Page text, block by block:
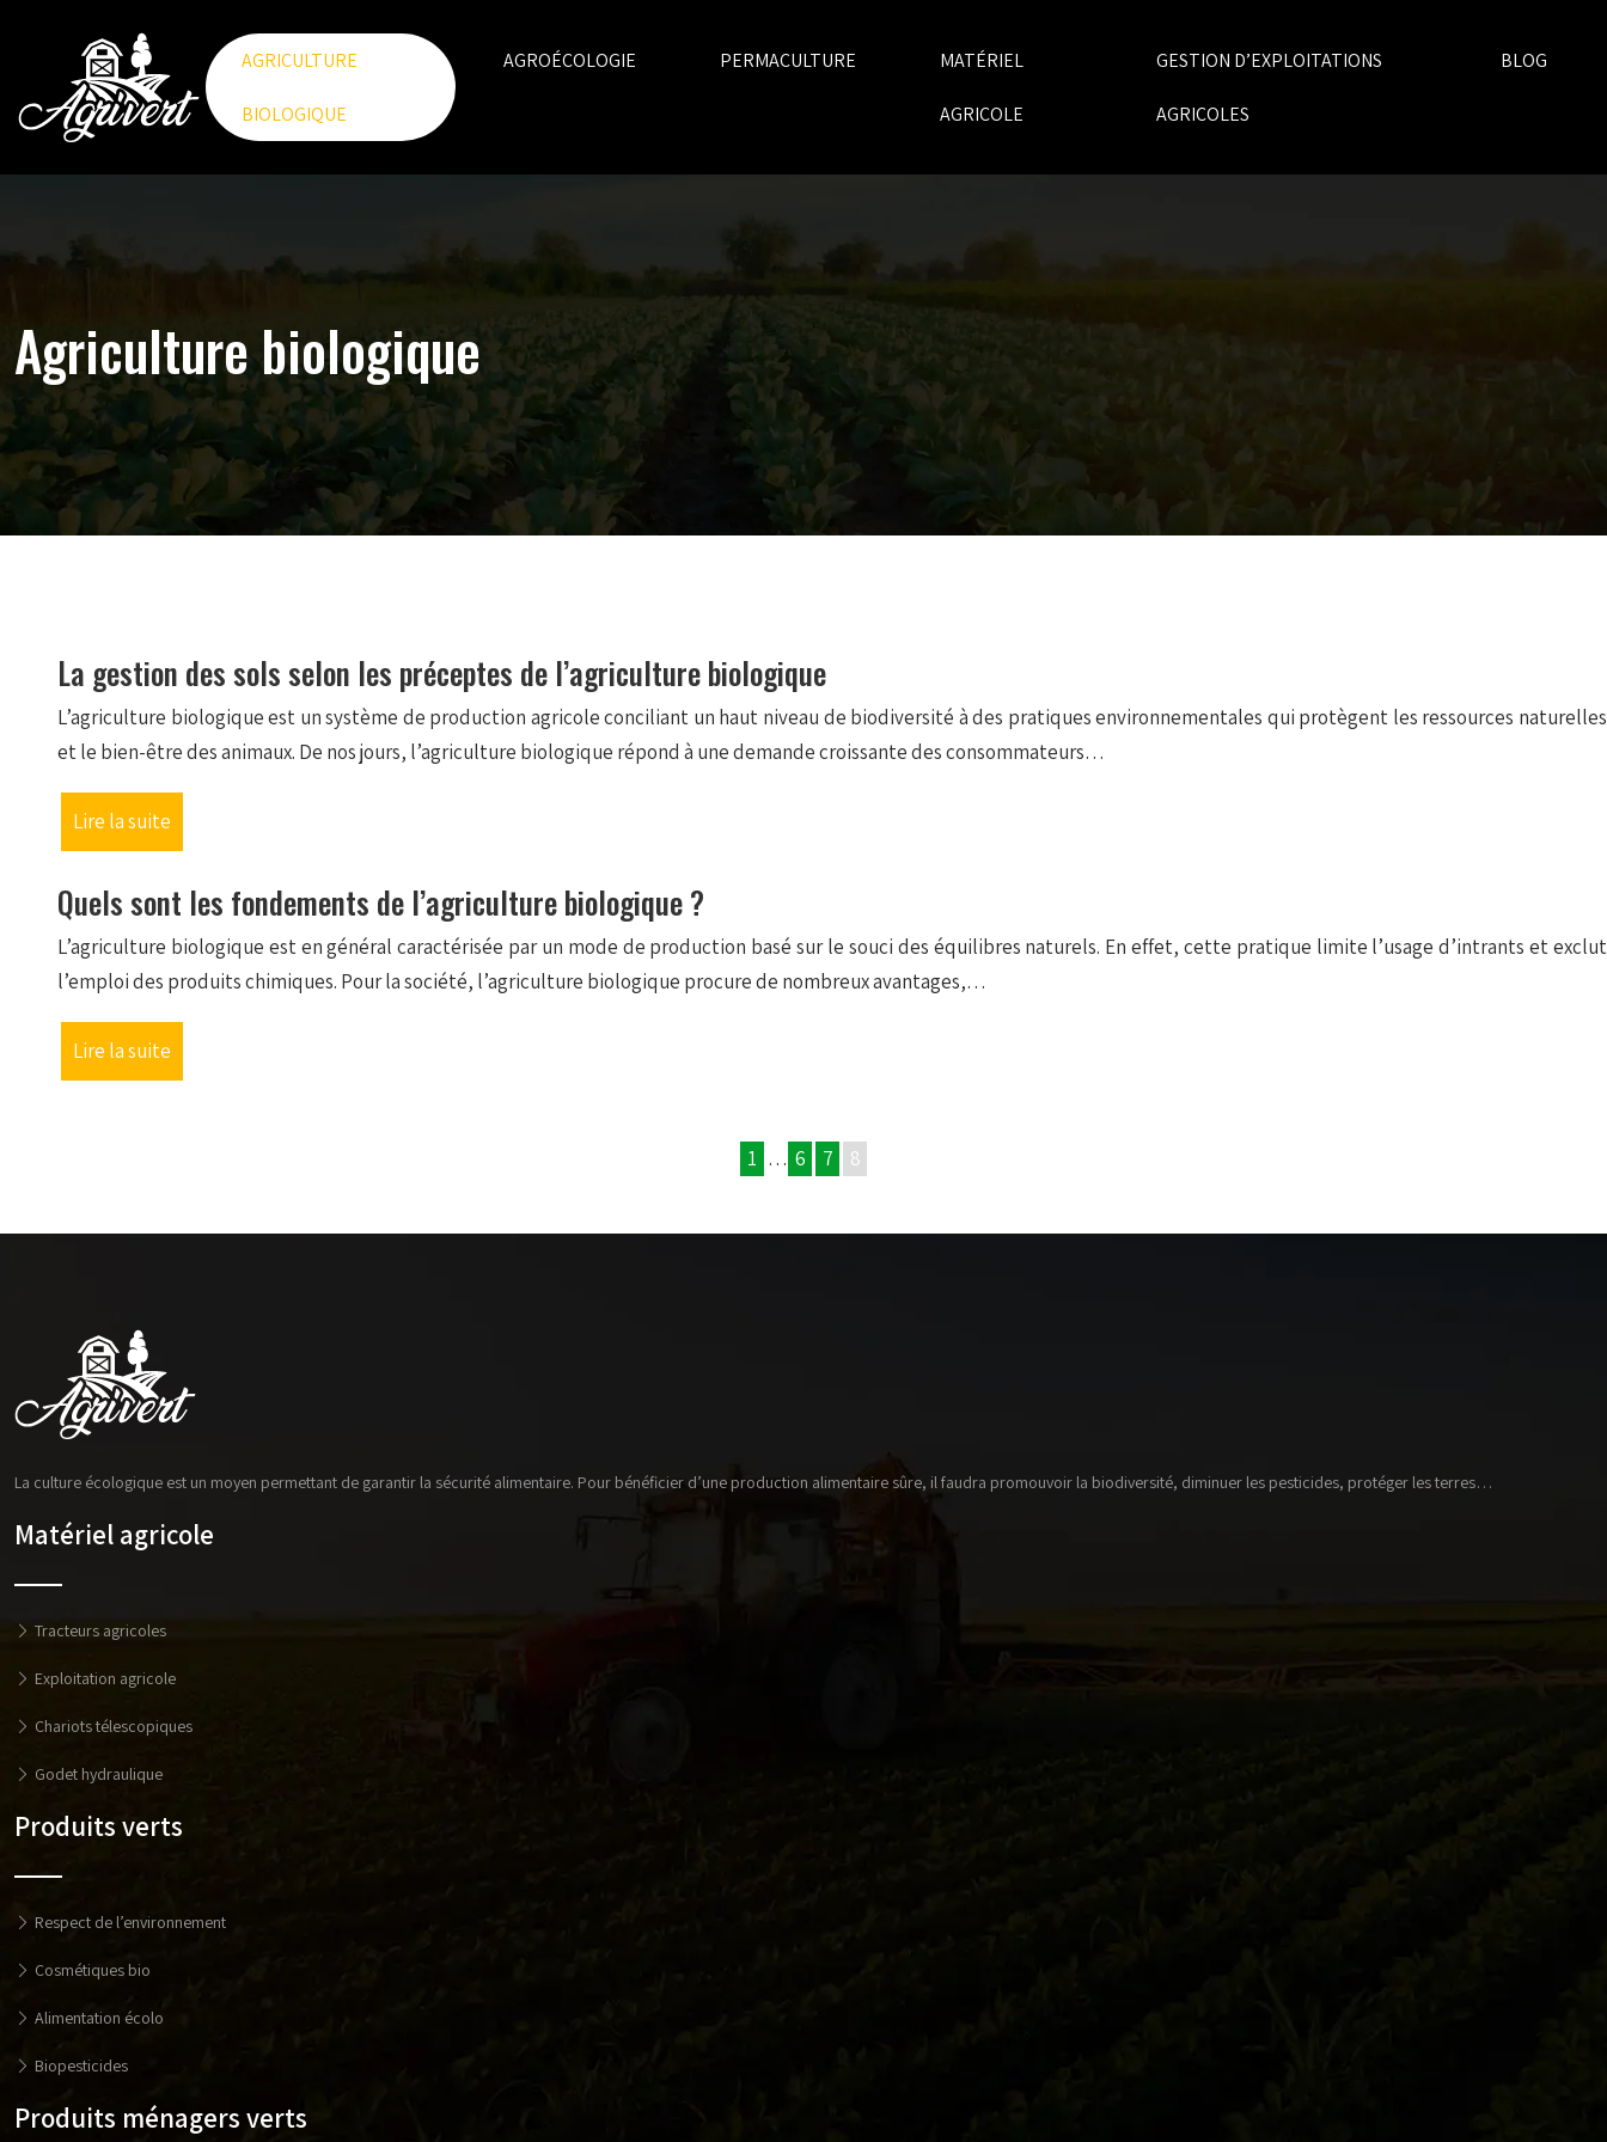
AGRICULTURE
BIOLOGIQUE
AGROÉCOLOGIE PERMACULTURE MATÉRIEL
AGRICOLE
GESTION D’EXPLOITATIONS
AGRICOLES
BLOG
Agriculture biologique
La gestion des sols selon les préceptes de l’agriculture biologique
L’agriculture biologique est un système de production agricole conciliant un haut niveau de biodiversité à des pratiques environnementales qui protègent les ressources naturelles
et le bien-être des animaux. De nos jours, l’agriculture biologique répond à une demande croissante des consommateurs…
Lire la suite
Quels sont les fondements de l’agriculture biologique ?
L’agriculture biologique est en général caractérisée par un mode de production basé sur le souci des équilibres naturels. En effet, cette pratique limite l’usage d’intrants et exclut
l’emploi des produits chimiques. Pour la société, l’agriculture biologique procure de nombreux avantages,…
Lire la suite
1 … 6 7 8
La culture écologique est un moyen permettant de garantir la sécurité alimentaire. Pour bénéficier d’une production alimentaire sûre, il faudra promouvoir la biodiversité, diminuer les pesticides, protéger les terres…
Matériel agricole
Tracteurs agricoles
Exploitation agricole
Chariots télescopiques
Godet hydraulique
Produits verts
Respect de l’environnement
Cosmétiques bio
Alimentation écolo
Biopesticides
Produits ménagers verts